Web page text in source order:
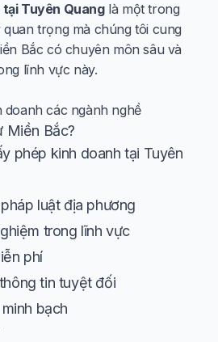
tại Tuyên Quanglà một trong
trọng mà chúng tôi cung
Bắc có chuyên môn sâu và
lĩnh vực này.
doanh các ngành nghề
Miền Bắc?
phép kinh doanh tại Tuyên
luật địa phương
trong lĩnh vực
phí
tin tuyệt đối
bạch